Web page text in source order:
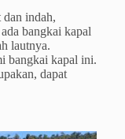
indah,
bangkai kapal
lautnya.
bangkai kapal ini.
dapat